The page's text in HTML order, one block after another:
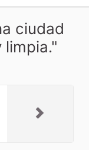
ciudad
limpia."